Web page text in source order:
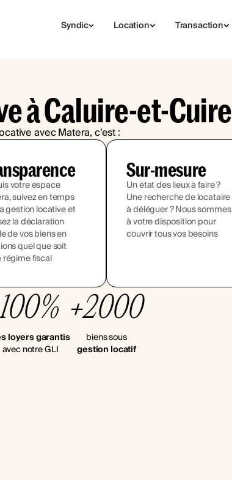
Syndic Location Transaction
à Caluire-et-Cuire
avec Matera, c’est :
votre espace
suivez en temps
gestion locative et
la déclaration
de vos biens en
quel que soit
régime fiscal
Sur-mesure
Un état des lieux à faire ?
Une recherche de locataire
à déléguer ? Nous sommes
à votre disposition pour
couvrir tous vos besoins
100%
loyers garantis
avec notre GLI
+2000
biens sous
gestion locatif